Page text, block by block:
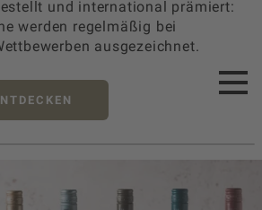
und international prämiert:
werden regelmäßig bei
ausgezeichnet.